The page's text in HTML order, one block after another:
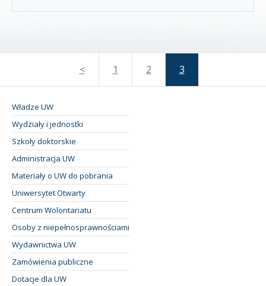
< 1 2 3
Władze UW
Wydziały i jednostki
Szkoły doktorskie
Administracja UW
Materiały o UW do pobrania
Uniwersytet Otwarty
Centrum Wolontariatu
Osoby z niepełnosprawnościami
Wydawnictwa UW
Zamówienia publiczne
Dotacje dla UW